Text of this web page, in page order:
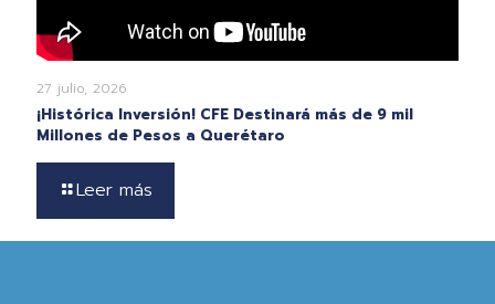
27 julio, 2026
¡Histórica Inversión! CFE Destinará más de 9 mil
Millones de Pesos a Querétaro
Leer más